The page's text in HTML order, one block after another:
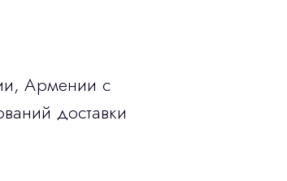
Армении с
доставки